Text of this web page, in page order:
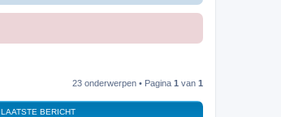
23 onderwerpen • Pagina 1 van 1
LAATSTE BERICHT